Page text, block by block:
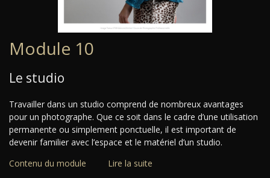
Module 10
Le studio
Travailler dans un studio comprend de nombreux avantages
pour un photographe. Que ce soit dans le cadre d’une utilisation
permanente ou simplement ponctuelle, il est important de
devenir familier avec l’espace et le matériel d’un studio.
Contenu du module
Lire la suite